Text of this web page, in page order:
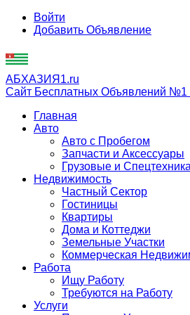
Войти
Добавить Объявление
АБХАЗИЯ1.ru
Сайт Бесплатных Объявлений №1
Главная
Авто
Авто с Пробегом
Запчасти и Аксессуары
Грузовые и Спецтехника
Недвижимость
Частный Сектор
Гостиницы
Квартиры
Дома и Коттеджи
Земельные Участки
Коммерческая
Работа
Ищу Работу
Требуются на Работу
Услуги